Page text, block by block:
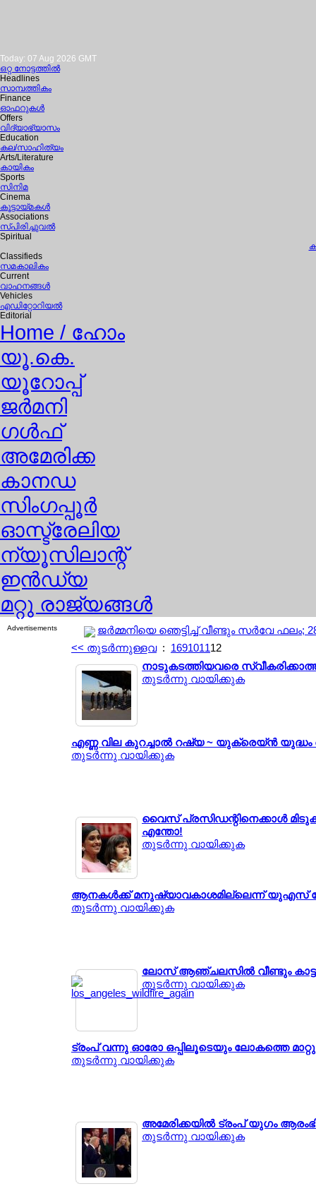
Today: 07 Aug 2026 GMT
ഒറ്റ നോട്ടത്തില്‍
Headlines
സാമ്പത്തികം
Finance
ഓഫറുകള്‍
Offers
വിദ്യാഭ്യാസം
Education
കല/സാഹിത്യം
Arts/Literature
കായികം
Sports
സിനിമ
Cinema
കൂട്ടായ്മകള്‍
Associations
സ്പിരിച്ചുവല്‍
Spiritual
Classifieds
സമകാലികം
Current
വാഹനങ്ങള്‍
Vehicles
എഡിറ്റോറിയല്‍
Editorial
Home / ഹോം
യൂ.കെ.
യൂറോപ്പ്
ജര്‍മനി
ഗള്‍ഫ്
അമേരിക്ക
കാനഡ
സിംഗപ്പൂര്‍
ഓസ്ട്രേലിയ
ന്യൂസിലാന്റ്
ഇന്‍ഡ്യ
മറ്റു രാജ്യങ്ങള്‍
Advertisements
ജര്‍മ്മനിയെ ഞെട്ടിച്ച് വീണ്ടും സര്‍വേ
<< തുടര്‍ന്നുള്ളവ: 169101112
നാടുകടത്തിയവരെ
തുടര്‍ന്നു വായിക്കുക
എണ്ണ വില കുറച്ചാല്‍ റഷ്യ ~ യുക്രെയ്ന്‍ യുദ്ധം
തുടര്‍ന്നു വായിക്കുക
വൈസ് പ്രസിഡന്റിനെക്കാള്‍
എന്തോ!
തുടര്‍ന്നു വായിക്കുക
ആനകള്‍ക്ക് മനുഷ്യാവകാശമില്ലെന്ന് യുഎസ്
തുടര്‍ന്നു വായിക്കുക
ലോസ് ആഞ്ചലസില്‍ വീണ്ടും
തുടര്‍ന്നു വായിക്കുക
ട്രംപ് വന്നു ഓരോ ഒപ്പിലൂടെയും ലോകത്തെ
തുടര്‍ന്നു വായിക്കുക
അമേരിക്കയില്‍ ട്രംപ് യുഗം
തുടര്‍ന്നു വായിക്കുക